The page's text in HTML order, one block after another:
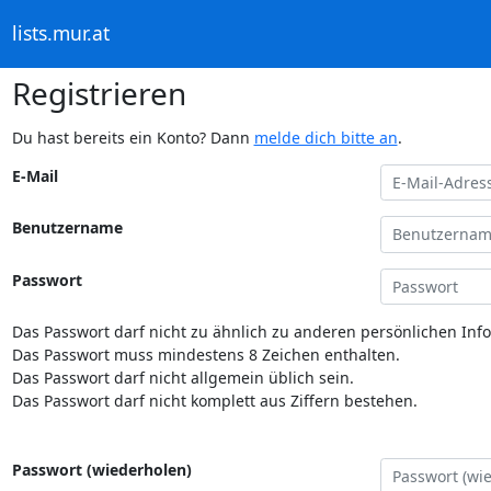
lists.mur.at
Registrieren
Du hast bereits ein Konto? Dann melde dich bitte an.
E-Mail
Benutzername
Passwort
Das Passwort darf nicht zu ähnlich zu anderen persönlichen
Das Passwort muss mindestens 8 Zeichen enthalten.
Das Passwort darf nicht allgemein üblich sein.
Das Passwort darf nicht komplett aus Ziffern bestehen.
Passwort (wiederholen)